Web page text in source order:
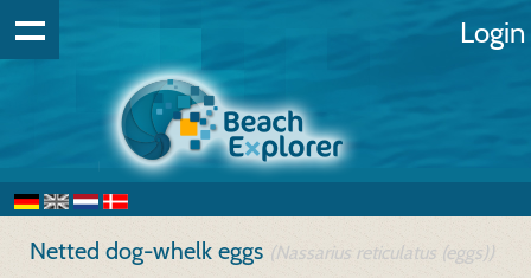
Login
Netted dog-whelk eggs (Nassarius reticulatus (eggs))